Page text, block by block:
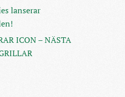
lanserar
ICON – NÄSTA